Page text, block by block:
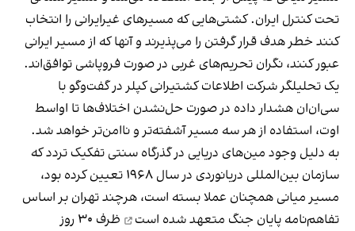
تحت کنترل ایران. کشتی‌هایی که مسیرهای غیرایرانی را انتخاب
کنند خطر هدف قرار گرفتن را می‌پذیرند و آنها که از مسیر ایرانی
عبور کنند، نگران تحریم‌های غربی در صورت فروپاشی توافق‌اند.
یک تحلیلگر شرکت اطلاعات کشتیرانی کپلر در گفت‌و‌گو با
سی‌ان‌ان هشدار داده در صورت حل‌نشدن اختلاف‌ها تا اواسط
اوت، استفاده از هر سه مسیر آشفته‌تر و ناامن‌تر خواهد شد.
به دلیل وجود مین‌های دریایی در گذرگاه سنتی تفکیک تردد که
سازمان بین‌المللی دریانوردی در سال ۱۹۶۸ تعیین کرده بود،
مسیر میانی همچنان عملا بسته است، هرچند تهران بر اساس
تفاهم‌نامه پایان جنگ متعهد شده است
ظرف ۳۰ روز